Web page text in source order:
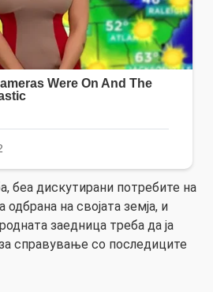
беа дискутирани потребите на
одбрана на својата земја, и
заедница треба да ја
справување со последиците